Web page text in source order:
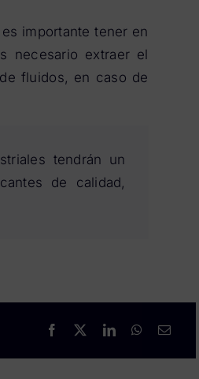
importante tener en
necesario extraer el
fluidos, en caso de
tendrán un
de calidad,